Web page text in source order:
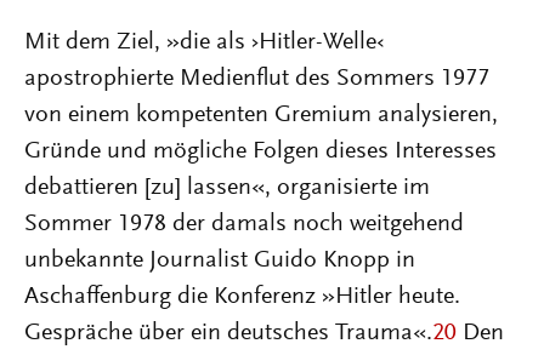
Mit dem Ziel, »die als ›Hitler-Welle‹
apostrophierte Medienflut des Sommers 1977
von einem kompetenten Gremium analysieren,
Gründe und mögliche Folgen dieses Interesses
debattieren [zu] lassen«, organisierte im
Sommer 1978 der damals noch weitgehend
unbekannte Journalist Guido Knopp in
Aschaffenburg die Konferenz »Hitler heute.
Gespräche über ein deutsches Trauma«.20 Den